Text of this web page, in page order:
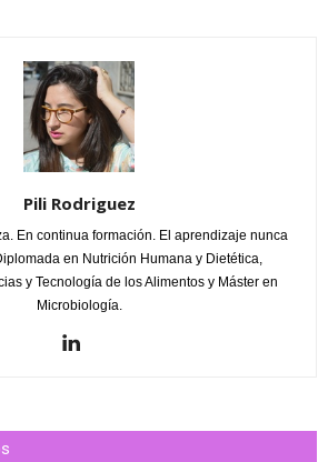
Pili Rodriguez
En continua formación. El aprendizaje nunca
en Nutrición Humana y Dietética,
y Tecnología de los Alimentos y Máster en
Microbiología.